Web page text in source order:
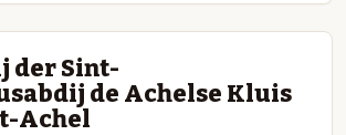
der Sint-
de Achelse Kluis
Achel